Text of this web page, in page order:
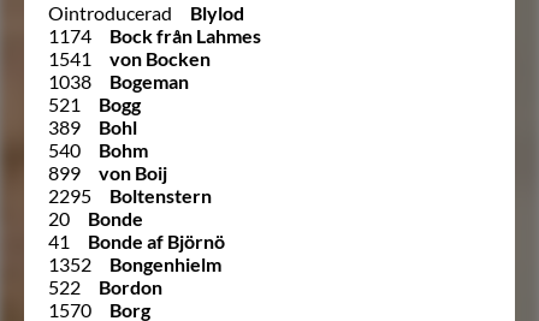
Ointroducerad
Blylod
1174
Bock från Lahmes
1541
von Bocken
1038
Bogeman
521
Bogg
389
Bohl
540
Bohm
899
von Boij
2295
Boltenstern
20
Bonde
41
Bonde af Björnö
1352
Bongenhielm
522
Bordon
1570
Borg